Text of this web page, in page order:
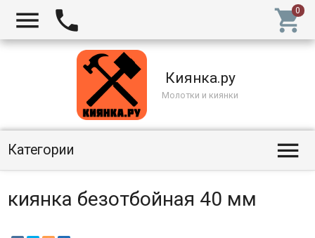
  
Киянка.ру
Молотки и киянки
Категории 
киянка безотбойная 40 мм